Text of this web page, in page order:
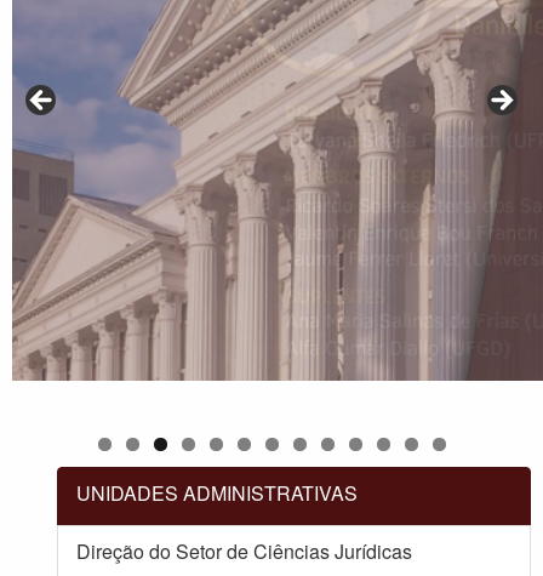
UNIDADES ADMINISTRATIVAS
Direção do Setor de Ciências Jurídicas